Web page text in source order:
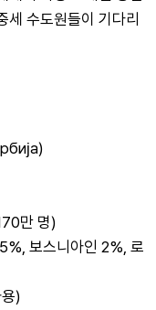
세 수도원들이 기다리
만 명)
보스니아인 2%, 로
)